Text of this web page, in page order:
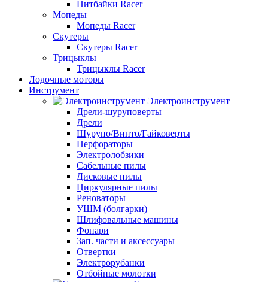
Питбайки Racer
Мопеды
Мопеды Racer
Скутеры
Скутеры Racer
Трицыклы
Трицыклы Racer
Лодочные моторы
Инструмент
Электроинструмент
Дрели-шуруповерты
Дрели
Шурупо/Винто/Гайковерты
Перфораторы
Электролобзики
Сабельные пилы
Дисковые пилы
Циркулярные пилы
Реноваторы
УШМ (болгарки)
Шлифовальные машины
Фонари
Зап. части и аксессуары
Отвертки
Электрорубанки
Отбойные молотки